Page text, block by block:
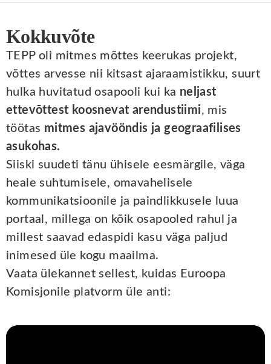
Kokkuvõte
TEPP oli mitmes mõttes keerukas projekt,
võttes arvesse nii kitsast ajaraamistikku, suurt
hulka huvitatud osapooli kui ka neljast
ettevõttest koosnevat arendustiimi, mis
töötas mitmes ajavööndis ja geograafilises
asukohas.
Siiski suudeti tänu ühisele eesmärgile, väga
heale suhtumisele, omavahelisele
kommunikatsioonile ja paindlikkusele luua
portaal, millega on kõik osapooled rahul ja
millest saavad edaspidi kasu väga paljud
inimesed üle kogu maailma.
Vaata ülekannet sellest, kuidas Euroopa
Komisjonile platvorm üle anti: